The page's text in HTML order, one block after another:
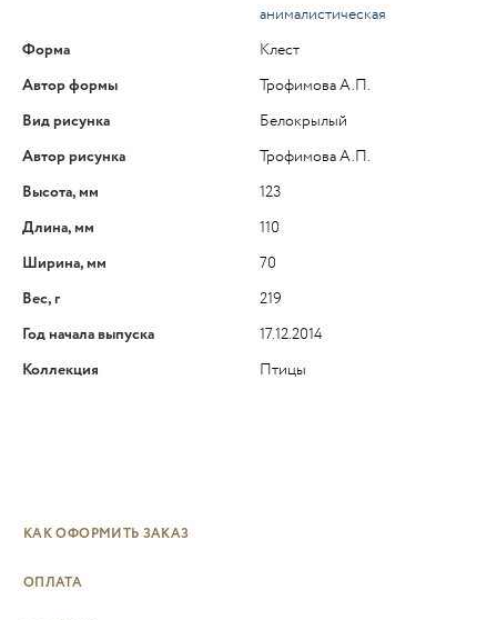
анималистическая
Форма
Клест
Автор формы
Трофимова А.П.
Вид рисунка
Белокрылый
Автор рисунка
Трофимова А.П.
Высота, мм
123
Длина, мм
110
Ширина, мм
70
Вес, г
219
Год начала выпуска
17.12.2014
Коллекция
Птицы
КАК ОФОРМИТЬ ЗАКАЗ
ОПЛАТА